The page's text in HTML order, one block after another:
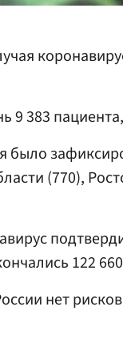
383
было
(770),
122
нет